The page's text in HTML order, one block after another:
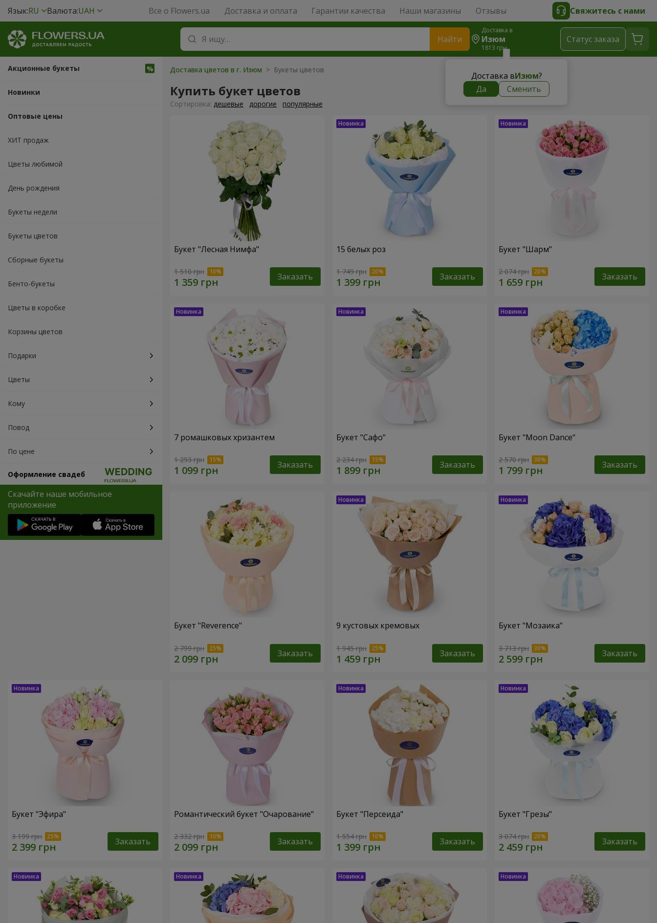
Язык:RU Валюта:UAH Все о Flowers.ua Доставка и оплата Гарантии качества Наши магазины Отзывы Свяжитесь с нами
Найти
Доставка в
Изюм
1813 грн
Доставка вИзюм?
Да
Сменить
Cтатус заказа
Акционные букеты
Новинки
Оптовые цены
ХИТ продаж
Цветы любимой
День рождения
Букеты недели
Букеты цветов
Сборные букеты
Бенто-букеты
Цветы в коробке
Корзины цветов
Подарки
Цветы
Кому
Повод
По цене
Оформление свадеб
Скачайте наше мобильное
приложение
Доставка цветов в г. Изюм > Букеты цветов
Купить букет цветов
Cортировка: дешевые дорогие популярные
Букет "Лесная Нимфа"
1 510 грн Заказать
15 белых роз
1 749 грн Заказать
Букет "Шарм"
2 074 грн Заказать
7 ромашковых хризантем
1 293 грн Заказать
Букет "Сафо"
2 234 грн Заказать
Букет "Moon Dance"
2 570 грн Заказать
Букет "Reverence"
2 799 грн Заказать
9 кустовых кремовых
1 945 грн Заказать
Букет "Мозаика"
3 713 грн Заказать
Букет "Эфира"
3 199 грн Заказать
Романтический букет "Очарование"
2 332 грн Заказать
Букет "Персеида"
1 554 грн Заказать
Букет "Грезы"
3 074 грн Заказать